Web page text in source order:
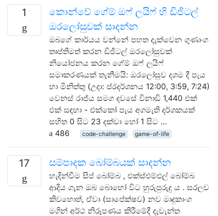
1
කොන්වේ ගේම් ඔෆ් ලයිෆ් හි ඩිජිටල්
ඔරලෝසුවක් සාදන්න
ඔබගේ කාර්යය වන්නේ පහත දැක්වෙන ගුණාංග
තෘප්තිමත් කරන ඩිජිටල් ඔරලෝසුවක්
නියෝජනය කරන ගේම් ඔෆ් ලයිෆ්
සමාකරණයක් තැනීමයි: ඔරලෝසුව දශම දී පැය
හා මිනිත්තු (උදා: ප්රදර්ශනය 12:00, 3:59, 7:24)
වෙනස් රාජ්ය සමග දවසේ විනාඩි 1,440 එක්
එක් සඳහා - එක්කෝ පැය අගමැති දර්ශකයක්
සහිත 0 සිට 23 දක්වා හෝ 1 සිට …
486
code-challenge game-of-life
17 සම්පාදක බෝම්බයක් සාදන්න
හැදින්වීම සිප් බෝම්බ , එක්ස්එම්එල් බෝම්බ
ආදිය ගැන ඔබ බොහෝ විට හුරුපුරුදු ය . සරලව
කිවහොත්, ඒවා (සාපේක්ෂව) නව මෘදුකාංග
මගින් අර්ථ නිරූපණය කිරීමේදී දැවැන්ත